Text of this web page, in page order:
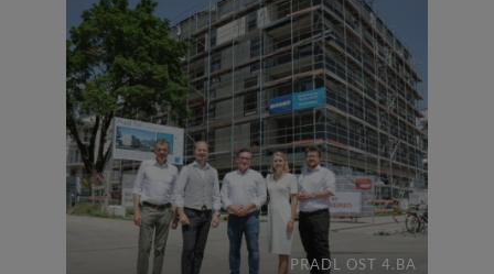
PRADL OST 4.BA